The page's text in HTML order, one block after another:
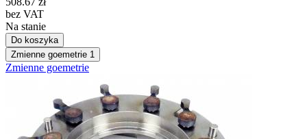
bez VAT
Na stanie
Do koszyka
Zmienne goemetrie 1
Zmienne goemetrie